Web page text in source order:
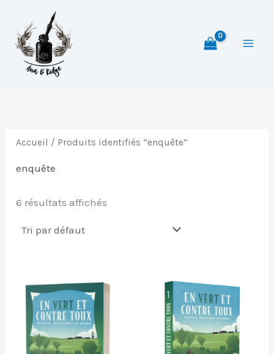
contenu
Accueil / Produits identifiés “enquête”
enquête
6 résultats affichés